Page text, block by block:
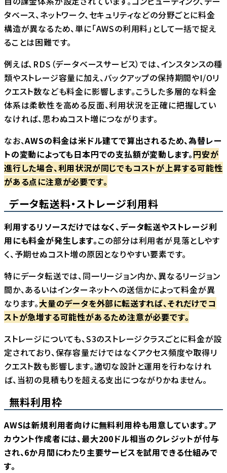
タベース、ネットワーク、セキュリティなどの分野ごとに料金
構造が異なるため、単に「AWSの利用料」として一括で捉え
ることは困難です。
例えば、RDS（データベースサービス）では、インスタンスの種
類やストレージ容量に加え、バックアップの保持期間やI/Oリ
クエスト数なども料金に影響します。こうした多層的な料金
体系は柔軟性を高める反面、利用状況を正確に把握してい
なければ、思わぬコスト増につながります。
なお、AWSの料金は米ドル建てで算出されるため、為替レー
トの変動によっても日本円での支払額が変動します。円安が
進行した場合、利用状況が同じでもコストが上昇する可能性
がある点に注意が必要です。
データ転送料・ストレージ利用料
利用するリソースだけではなく、データ転送やストレージ利
用にも料金が発生します。この部分は利用者が見落としやす
く、予期せぬコスト増の原因となりやすい要素です。
特にデータ転送では、同一リージョン内か、異なるリージョン
間か、あるいはインターネットへの送信かによって料金が異
なります。大量のデータを外部に転送すれば、それだけでコ
ストが急増する可能性があるため注意が必要です。
ストレージについても、S3のストレージクラスごとに料金が設
定されており、保存容量だけではなくアクセス頻度や取得リ
クエスト数も影響します。適切な設計と運用を行わなけれ
ば、当初の見積もりを超える支出につながりかねません。
無料利用枠
AWSは新規利用者向けに無料利用枠も用意しています。ア
カウント作成者には、最大200ドル相当のクレジットが付与
され、6か月間にわたり主要サービスを試用できる仕組みで
す。